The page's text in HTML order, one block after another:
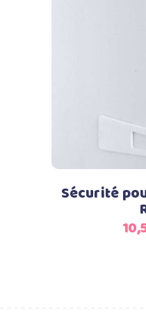
Sécurité